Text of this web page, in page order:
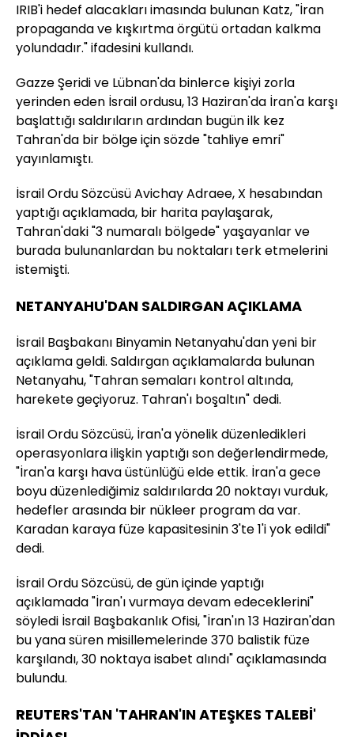
IRIB'i hedef alacakları imasında bulunan Katz, "İran
propaganda ve kışkırtma örgütü ortadan kalkma
yolundadır." ifadesini kullandı.
Gazze Şeridi ve Lübnan'da binlerce kişiyi zorla
yerinden eden İsrail ordusu, 13 Haziran'da İran'a karşı
başlattığı saldırıların ardından bugün ilk kez
Tahran'da bir bölge için sözde "tahliye emri"
yayınlamıştı.
İsrail Ordu Sözcüsü Avichay Adraee, X hesabından
yaptığı açıklamada, bir harita paylaşarak,
Tahran'daki "3 numaralı bölgede" yaşayanlar ve
burada bulunanlardan bu noktaları terk etmelerini
istemişti.
NETANYAHU'DAN SALDIRGAN AÇIKLAMA
İsrail Başbakanı Binyamin Netanyahu'dan yeni bir
açıklama geldi. Saldırgan açıklamalarda bulunan
Netanyahu, "Tahran semaları kontrol altında,
harekete geçiyoruz. Tahran'ı boşaltın" dedi.
İsrail Ordu Sözcüsü, İran'a yönelik düzenledikleri
operasyonlara ilişkin yaptığı son değerlendirmede,
"İran'a karşı hava üstünlüğü elde ettik. İran'a gece
boyu düzenlediğimiz saldırılarda 20 noktayı vurduk,
hedefler arasında bir nükleer program da var.
Karadan karaya füze kapasitesinin 3'te 1'i yok edildi"
dedi.
İsrail Ordu Sözcüsü, de gün içinde yaptığı
açıklamada "İran'ı vurmaya devam edeceklerini"
söyledi İsrail Başbakanlık Ofisi, "İran'ın 13 Haziran'dan
bu yana süren misillemelerinde 370 balistik füze
karşılandı, 30 noktaya isabet alındı" açıklamasında
bulundu.
REUTERS'TAN 'TAHRAN'IN ATEŞKES TALEBİ'